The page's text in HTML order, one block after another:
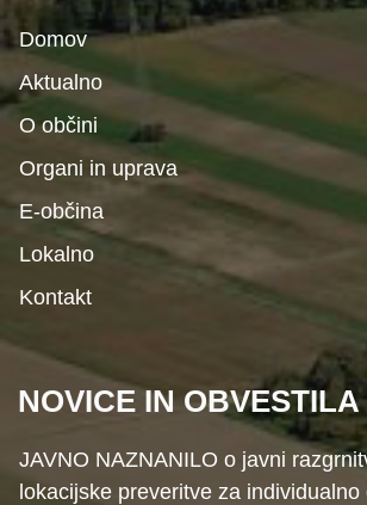
Domov
Aktualno
O občini
Organi in uprava
E-občina
Lokalno
Kontakt
NOVICE IN OBVESTILA
JAVNO NAZNANILO o javni
lokacijske preveritve za